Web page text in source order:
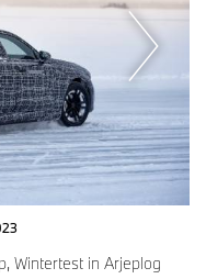
Wintertest in Arjeplog